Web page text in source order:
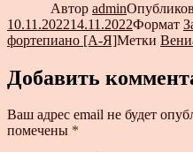
Автор admin
10.11.202214.11.2022Формат
фортепиано [А-Я]Метки
Добавить
Ваш адрес email не будет
помечены *